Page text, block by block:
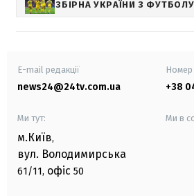
ЗБІРНА УКРАЇНИ З ФУТБОЛУ
E-mail редакції
news24@24tv.com.ua
Номер
+38
Ми тут:
м.Київ,
вул. Володимирська
61/11, офіс 50
Ми в